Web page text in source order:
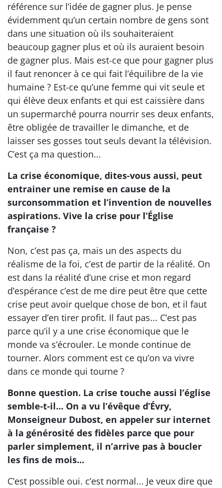
référence sur l’idée de gagner plus. Je pense
évidemment qu’un certain nombre de gens sont
dans une situation où ils souhaiteraient
beaucoup gagner plus et où ils auraient besoin
de gagner plus. Mais est-ce que pour gagner plus
il faut renoncer à ce qui fait l’équilibre de la vie
humaine ? Est-ce qu’une femme qui vit seule et
qui élève deux enfants et qui est caissière dans
un supermarché pourra nourrir ses deux enfants,
être obligée de travailler le dimanche, et de
laisser ses gosses tout seuls devant la télévision.
C’est ça ma question...
La crise économique, dites-vous aussi, peut
entrainer une remise en cause de la
surconsommation et l’invention de nouvelles
aspirations. Vive la crise pour l’Église
française ?
Non, c’est pas ça, mais un des aspects du
réalisme de la foi, c’est de partir de la réalité. On
est dans la réalité d’une crise et mon regard
d’espérance c’est de me dire peut être que cette
crise peut avoir quelque chose de bon, et il faut
essayer d’en tirer profit. Il faut pas... C’est pas
parce qu’il y a une crise économique que le
monde va s’écrouler. Le monde continue de
tourner. Alors comment est ce qu’on va vivre
dans ce monde qui tourne ?
Bonne question. La crise touche aussi l’église
semble-t-il... On a vu l’évêque d’Évry,
Monseigneur Dubost, en appeler sur internet
à la générosité des fidèles parce que pour
parler simplement, il n’arrive pas à boucler
les fins de mois...
C’est possible oui. c’est normal... Je veux dire que